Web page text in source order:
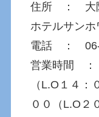
住所 ： 大
ホテルサン
電話 ： 06-
営業時間 ：
（L.O１４：
００（L.O２